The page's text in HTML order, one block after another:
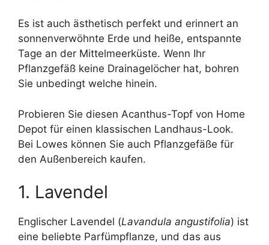
Es ist auch ästhetisch perfekt und erinnert an
sonnenverwöhnte Erde und heiße, entspannte
Tage an der Mittelmeerküste. Wenn Ihr
Pflanzgefäß keine Drainagelöcher hat, bohren
Sie unbedingt welche hinein.
Probieren Sie diesen Acanthus-Topf von Home
Depot für einen klassischen Landhaus-Look.
Bei Lowes können Sie auch Pflanzgefäße für
den Außenbereich kaufen.
1. Lavendel
Englischer Lavendel (Lavandula angustifolia) ist
eine beliebte Parfümpflanze, und das aus